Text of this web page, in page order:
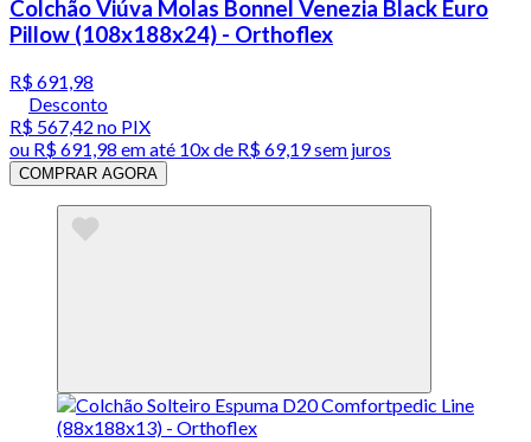
Colchão Viúva Molas Bonnel Venezia Black Euro
Pillow (108x188x24) - Orthoflex
R$ 691,98
Desconto
R$ 567,42 no PIX
ou R$ 691,98 em até 10x de R$ 69,19 sem juros
COMPRAR AGORA